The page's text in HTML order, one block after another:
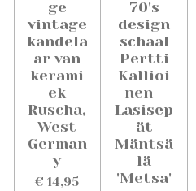
ge
vintage
kandela
ar van
kerami
ek
Ruscha,
West
German
y
€ 14,95
70's
design
schaal
Pertti
Kallioi
nen -
Lasisep
ät
Mäntsä
lä
'Metsa'